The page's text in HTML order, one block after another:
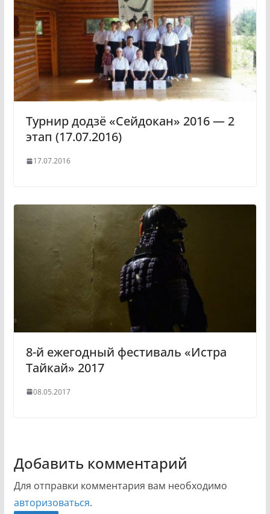
Турнир додзё «Сейдокан» 2016 — 2
этап (17.07.2016)
17.07.2016
8-й ежегодный фестиваль «Истра
Тайкай» 2017
08.05.2017
Добавить комментарий
Для отправки комментария вам необходимо
авторизоваться.